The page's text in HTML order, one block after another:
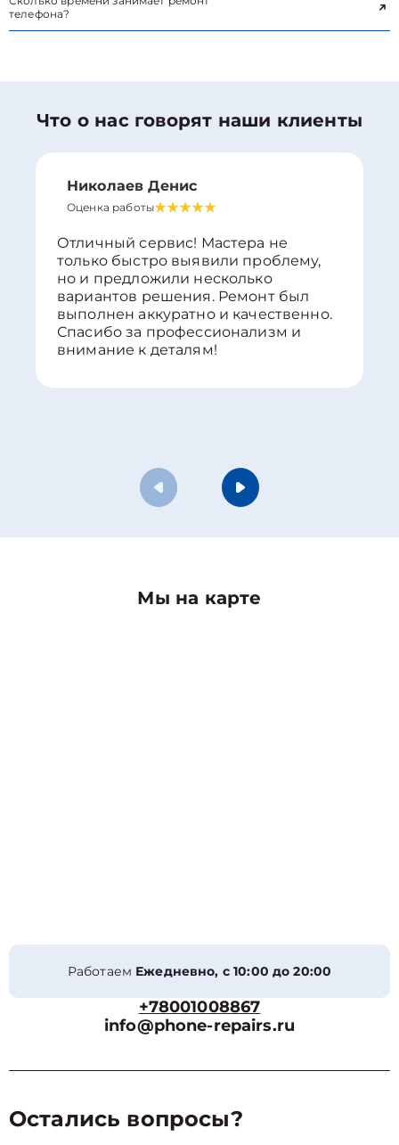
телефона?
Что о нас говорят наши клиенты
Николаев Денис
Оценка работы
Отличный сервис! Мастера не
только быстро выявили проблему,
но и предложили несколько
вариантов решения. Ремонт был
выполнен аккуратно и качественно.
Спасибо за профессионализм и
внимание к деталям!
Мы на карте
Работаем Ежедневно, с 10:00 до 20:00
+78001008867
info@phone-repairs.ru
Остались вопросы?